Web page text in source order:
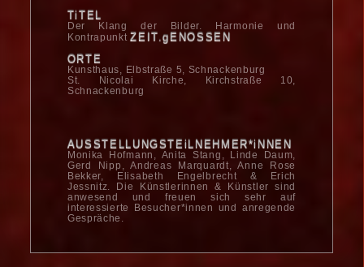
TiTEL
Der Klang der Bilder. Harmonie und
KontrapunktZEIT.gENOSSEN
ORTE
Kunsthaus, Elbstraße 5, Schnackenburg
St. Nicolai Kirche, Kirchstraße 10,
Schnackenburg
AUSSTELLUNGSTEiLNEHMER*iNNEN
Monika Hofmann, Anita Stang, Linde Daum,
Gerd Nipp, Andreas Marquardt, Anne Rose
Bekker, Elisabeth Engelbrecht & Erich
Jessnitz. Die Künstlerinnen & Künstler sind
anwesend und freuen sich sehr auf
interessierte Besucher*innen und an­regende
Gespräche.